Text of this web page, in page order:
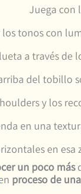
Juega con
los tonos con
a través de
del tobillo
y los
en una
en
un poco más
proceso de